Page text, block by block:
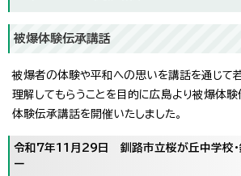
被爆体験伝承講話
被爆者の体験や平和への思いを講話を通じて
理解してもらうことを目的に広島より被爆体
体験伝承講話を開催いたしました。
令和7年11月29日 釧路市立桜が丘中学校・
ー